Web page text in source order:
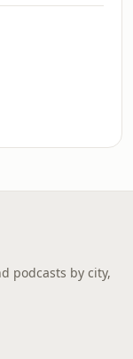
podcasts by city,